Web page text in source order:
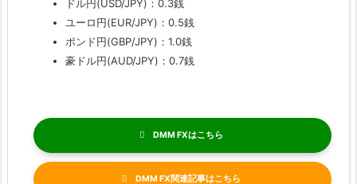
ドル円(USD/JPY)：0.3銭
ユーロ円(EUR/JPY)：0.5銭
ポンド円(GBP/JPY)：1.0銭
豪ドル円(AUD/JPY)：0.7銭
DMM FX
DMM FX関連記事